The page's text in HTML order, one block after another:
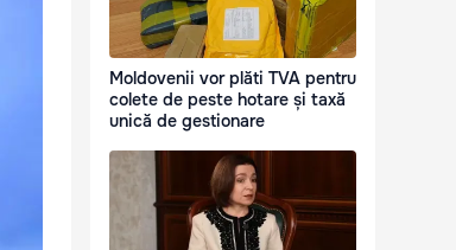
Moldovenii vor plăti TVA pentru
colete de peste hotare și taxă
unică de gestionare